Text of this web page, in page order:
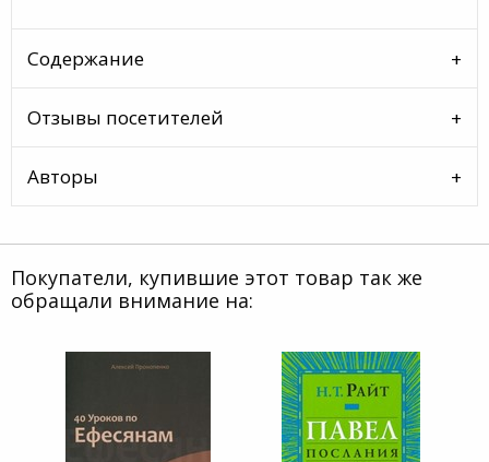
Содержание
Отзывы посетителей
Авторы
Покупатели, купившие этот товар так же
обращали внимание на: